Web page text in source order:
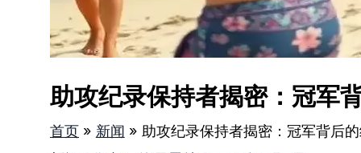
助攻纪录保持者揭密：冠军
首页 新闻
助攻纪录保持者揭密：冠军背后